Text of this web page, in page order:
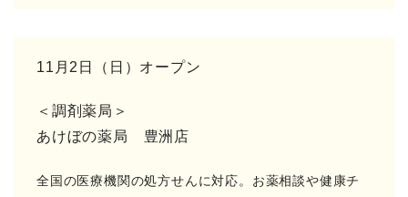
11月2日（日）オープン
＜調剤薬局＞
あけぼの薬局 豊洲店
全国の医療機関の処方せんに対応。お薬相談や健康チ